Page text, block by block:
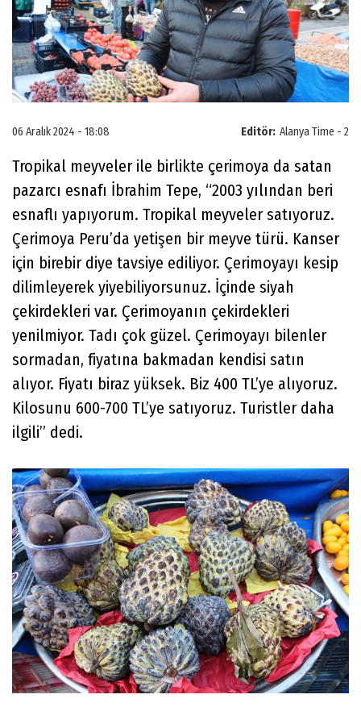
Editör: Alanya Time - 2
06 Aralık 2024 - 18:08
Tropikal meyveler ile birlikte çerimoya da satan
pazarcı esnafı İbrahim Tepe, “2003 yılından beri
esnaflı yapıyorum. Tropikal meyveler satıyoruz.
Çerimoya Peru’da yetişen bir meyve türü. Kanser
için birebir diye tavsiye ediliyor. Çerimoyayı kesip
dilimleyerek yiyebiliyorsunuz. İçinde siyah
çekirdekleri var. Çerimoyanın çekirdekleri
yenilmiyor. Tadı çok güzel. Çerimoyayı bilenler
sormadan, fiyatına bakmadan kendisi satın
alıyor. Fiyatı biraz yüksek. Biz 400 TL’ye alıyoruz.
Kilosunu 600-700 TL’ye satıyoruz. Turistler daha
ilgili” dedi.